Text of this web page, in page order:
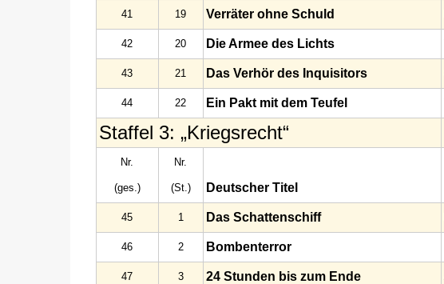
41 19 Verräter ohne Schuld
42 20 Die Armee des Lichts
43 21 Das Verhör des Inquisitors
44 22 Ein Pakt mit dem Teufel
Staffel 3: „Kriegsrecht“
Nr.
(ges.)
Nr.
(St.) Deutscher Titel
45 1 Das Schattenschiff
46 2 Bombenterror
47 3 24 Stunden bis zum Ende